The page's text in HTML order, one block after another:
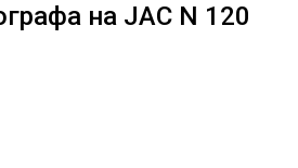
на JAC N 120